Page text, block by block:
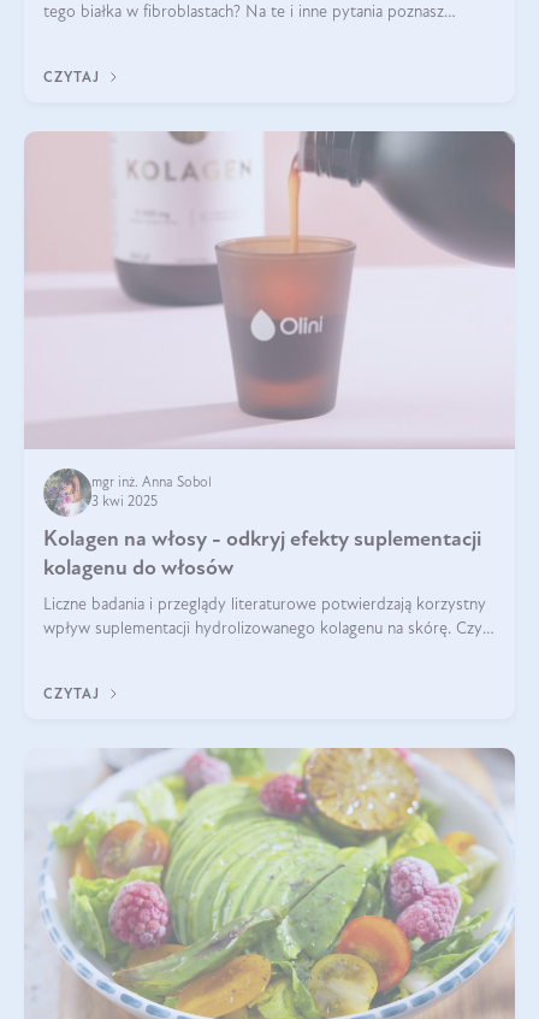
tego białka w fibroblastach? Na te i inne pytania poznasz
CZYTAJ
mgr inż. Anna Sobol
3 kwi 2025
Kolagen na włosy - odkryj efekty suplementacji
kolagenu do włosów
Liczne badania i przeglądy literaturowe potwierdzają korzystny
wpływ suplementacji hydrolizowanego kolagenu na skórę. Czy
CZYTAJ